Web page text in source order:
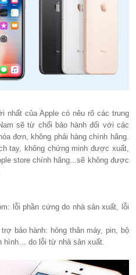
nhất của Apple có nêu rõ các trung
sẽ từ chối bảo hành đối với các
đơn, không phải hàng chính hãng.
tay, không chứng minh được xuất,
store chính hãng...sẽ không được
lỗi phần cứng do nhà sản xuất, lỗi
bảo hành: hỏng thân máy, pin, bộ
hình… do lỗi từ nhà sản xuất.